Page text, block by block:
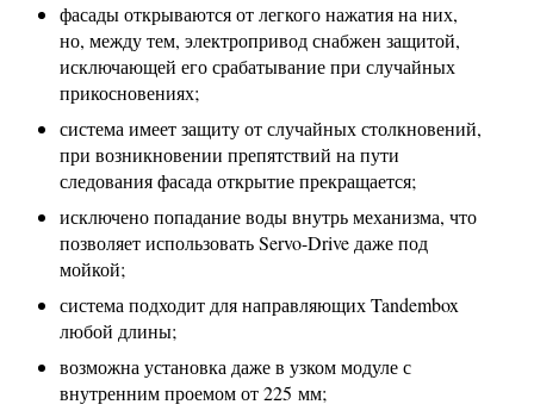
фасады открываются от легкого нажатия на них,
но, между тем, электропривод снабжен защитой,
исключающей его срабатывание при случайных
прикосновениях;
система имеет защиту от случайных столкновений,
при возникновении препятствий на пути
следования фасада открытие прекращается;
исключено попадание воды внутрь механизма, что
позволяет использовать Servo-Drive даже под
мойкой;
система подходит для направляющих Tandembox
любой длины;
возможна установка даже в узком модуле с
внутренним проемом от 225 мм;